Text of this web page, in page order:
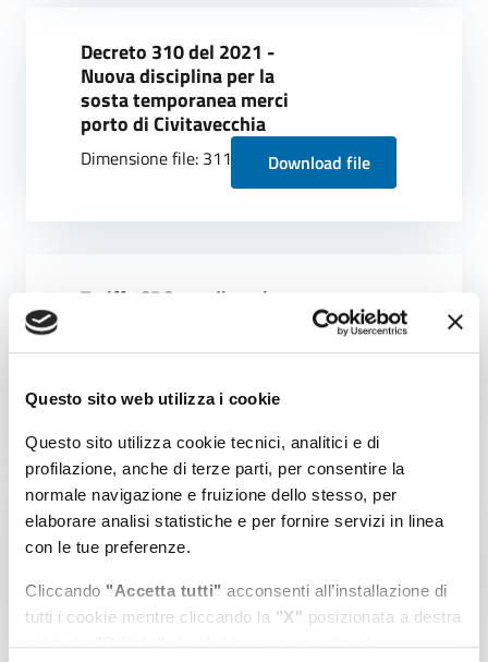
Questo sito web utilizza i cookie
Questo sito utilizza cookie tecnici, analitici e di
profilazione, anche di terze parti, per consentire la
normale navigazione e fruizione dello stesso, per
elaborare analisi statistiche e per fornire servizi in linea
con le tue preferenze.
Cliccando "Accetta tutti" acconsenti all’installazione di
tutti i cookie mentre cliccando la "X" posizionata a destra
Decreto 310 del 2021 -
Nuova disciplina per la
sosta temporanea merci
porto di Civitavecchia
Dimensione file: 311.28 KBDownload file
Tariffa CPC per discarica
ENEL anni 2021-2023
Autocertificazione-
comunicazione-antimafia
Dimensione file: 201.61 KBDownload file